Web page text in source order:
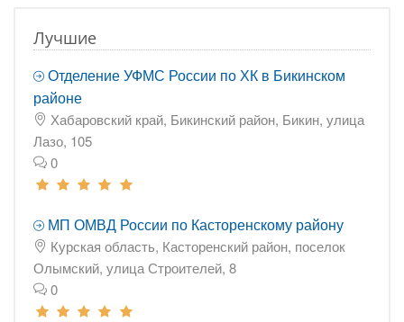
Лучшие
Отделение УФМС России по ХК в Бикинском
районе
Хабаровский край, Бикинский район, Бикин, улица
Лазо, 105
0
МП ОМВД России по Касторенскому району
Курская область, Касторенский район, поселок
Олымский, улица Строителей, 8
0